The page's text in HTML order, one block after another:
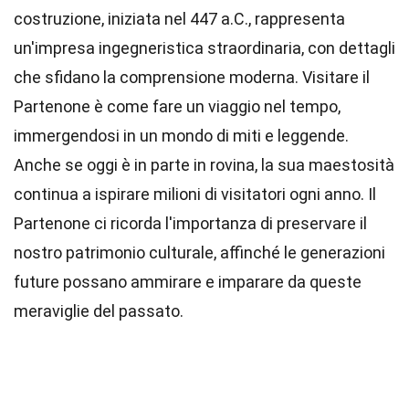
costruzione, iniziata nel 447 a.C., rappresenta
un'impresa ingegneristica straordinaria, con dettagli
che sfidano la comprensione moderna. Visitare il
Partenone è come fare un viaggio nel tempo,
immergendosi in un mondo di miti e leggende.
Anche se oggi è in parte in rovina, la sua maestosità
continua a ispirare milioni di visitatori ogni anno. Il
Partenone ci ricorda l'importanza di preservare il
nostro patrimonio culturale, affinché le generazioni
future possano ammirare e imparare da queste
meraviglie del passato.